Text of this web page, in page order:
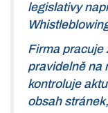
legislativy
Firma pracuje
pravidelně na
kontroluje
obsah